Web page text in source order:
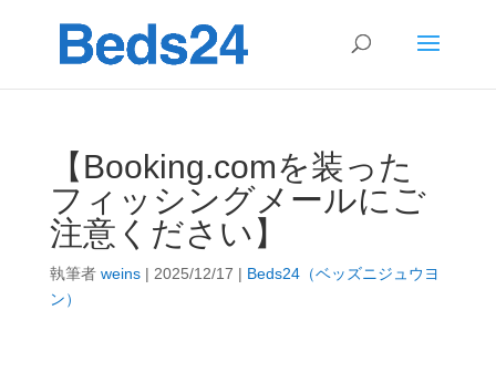
【Booking.comを装った
フィッシングメールにご
注意ください】
執筆者 weins| 2025/12/17 | Beds24（ベッズニジュウヨ
ン）